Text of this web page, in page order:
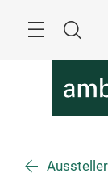
Suche